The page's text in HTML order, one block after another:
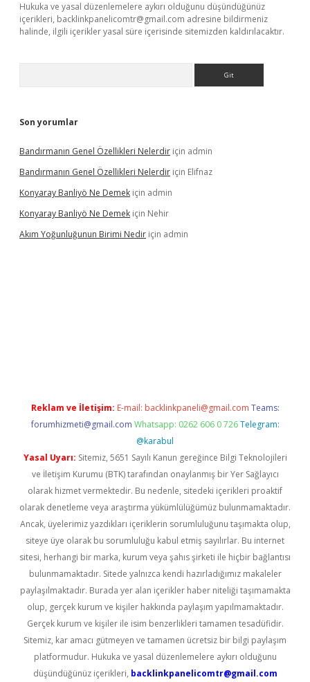
Hukuka ve yasal düzenlemelere aykırı olduğunu düşündüğünüz
içerikleri, backlinkpanelicomtr@gmail.com adresine bildirmeniz
halinde, ilgili içerikler yasal süre içerisinde sitemizden kaldırılacaktır.
Son yorumlar
Bandırmanın Genel Özellikleri Nelerdir için admin
Bandırmanın Genel Özellikleri Nelerdir için Elifnaz
Konyaray Banliyö Ne Demek için admin
Konyaray Banliyö Ne Demek için Nehir
Akım Yoğunluğunun Birimi Nedir için admin
Reklam ve İletişim: E-mail: backlinkpaneli@gmail.com Teams:
forumhizmeti@gmail.com Whatsapp: 0262 606 0 726 Telegram:
@karabul
Yasal Uyarı: Sitemiz, 5651 Sayılı Kanun gereğince Bilgi Teknolojileri
ve İletişim Kurumu (BTK) tarafından onaylanmış bir Yer Sağlayıcı
olarak hizmet vermektedir. Bu nedenle, sitedeki içerikleri proaktif
olarak denetleme veya araştırma yükümlülüğümüz bulunmamaktadır.
Ancak, üyelerimiz yazdıkları içeriklerin sorumluluğunu taşımakta olup,
siteye üye olarak bu sorumluluğu kabul etmiş sayılırlar. Bu internet
sitesi, herhangi bir marka, kurum veya şahıs şirketi ile hiçbir bağlantısı
bulunmamaktadır. Sitede yalnızca kendi hazırladığımız makaleler
paylaşılmaktadır. Burada yer alan içerikler haber niteliği taşımamakta
olup, gerçek kurum ve kişiler hakkında paylaşım yapılmamaktadır.
Gerçek kurum ve kişiler ile isim benzerlikleri tamamen tesadüfidir.
Sitemiz, kar amacı gütmeyen ve tamamen ücretsiz bir bilgi paylaşım
platformudur. Hukuka ve yasal düzenlemelere aykırı olduğunu
düşündüğünüz içerikleri, backlinkpanelicomtr@gmail.com